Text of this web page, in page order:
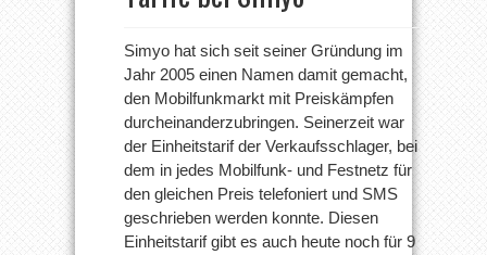
Simyo hat sich seit seiner Gründung im
Jahr 2005 einen Namen damit gemacht,
den Mobilfunkmarkt mit Preiskämpfen
durcheinanderzubringen. Seinerzeit war
der Einheitstarif der Verkaufsschlager, bei
dem in jedes Mobilfunk- und Festnetz für
den gleichen Preis telefoniert und SMS
geschrieben werden konnte. Diesen
Einheitstarif gibt es auch heute noch für 9